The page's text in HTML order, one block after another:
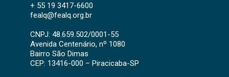
+ 55 19 3417-6600
fealq@fealq.org.br
CNPJ: 48.659.502/0001-55
Avenida Centenário, nº 1080
Bairro São Dimas
CEP: 13416-000 – Piracicaba-SP